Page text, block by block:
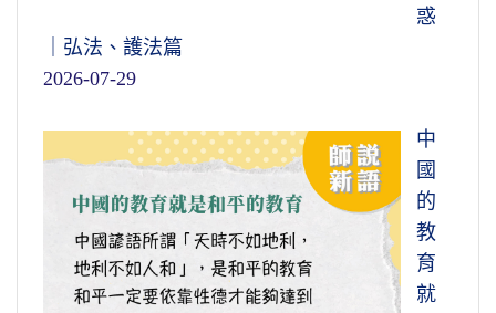
惑
｜弘法、護法篇
2026-07-29
中
國
的
教
育
就